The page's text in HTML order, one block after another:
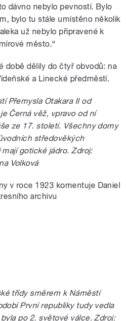
dávno nebylo pevností. Bylo
bylo tu stále umístěno několik
už nebylo připravené k
město.“
době dělily do čtyř obvodů: na
a Linecké předměstí.
Přemysla Otakara II od
Černá věž, vpravo od ní
ze 17. století. Všechny domy
středověkých
gotické jádro. Zdroj:
Volková
v roce 1923 komentuje Daniel
archivu
třídy směrem k Náměstí
První republiky tudy vedla
po 2. světové válce. Zdroj: